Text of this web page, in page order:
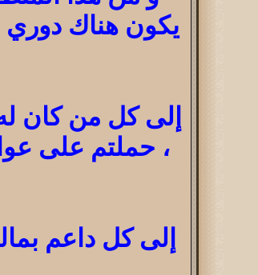
يكون هناك دوري
إلى كل من كان
، حملتم على
إلى كل داعم